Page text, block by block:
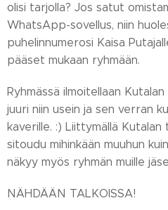
olisi tarjolla? Jos satut
WhatsApp-sovellus, niin
puhelinnumerosi Kaisa
pääset mukaan ryhmään.
Ryhmässä ilmoitellaan
juuri niin usein ja sen verran
kaverille. :) Liittymällä
sitoudu mihinkään muuhun
näkyy myös ryhmän muille
NÄHDÄÄN TALKOISSA!